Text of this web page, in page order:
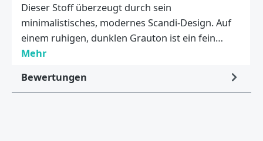
Dieser Stoff überzeugt durch sein
minimalistisches, modernes Scandi-Design. Auf
einem ruhigen, dunklen Grauton ist ein fein…
Mehr
Bewertungen